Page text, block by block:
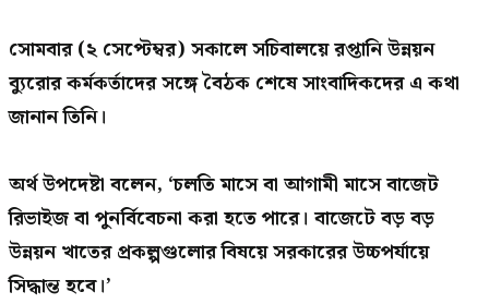
সোমবার (২ সেপ্টেম্বর) সকালে সচিবালয়ে রপ্তানি উন্নয়ন
ব্যুরোর কর্মকর্তাদের সঙ্গে বৈঠক শেষে সাংবাদিকদের এ কথা
জানান তিনি।
অর্থ উপদেষ্টা বলেন, ‘চলতি মাসে বা আগামী মাসে বাজেট
রিভাইজ বা পুনর্বিবেচনা করা হতে পারে। বাজেটে বড় বড়
উন্নয়ন খাতের প্রকল্পগুলোর বিষয়ে সরকারের উচ্চপর্যায়ে
সিদ্ধান্ত হবে।’